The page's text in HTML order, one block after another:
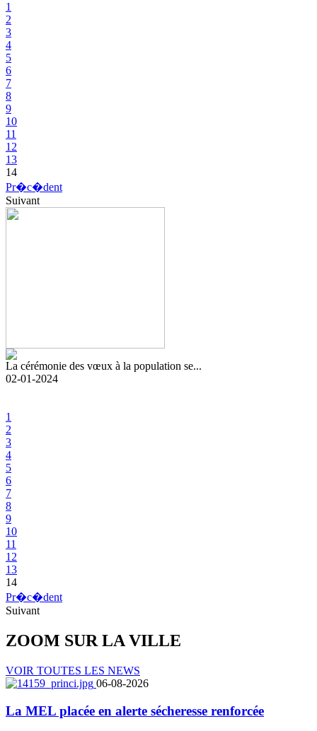
1
2
3
4
5
6
7
8
9
10
11
12
13
14
Pr�c�dent
Suivant
La cérémonie des vœux à la population se...
02-01-2024
1
2
3
4
5
6
7
8
9
10
11
12
13
14
Pr�c�dent
Suivant
ZOOM SUR LAVILLE
VOIR TOUTES LES NEWS
06-08-2026
La MEL placée en alerte sécheresse renforcée